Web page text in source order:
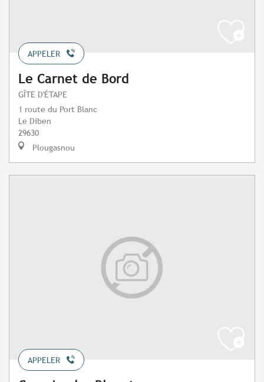
APPELER
Le Carnet de Bord
GÎTE D'ÉTAPE
1 route du Port Blanc
Le Diben
29630
Plougasnou
APPELER